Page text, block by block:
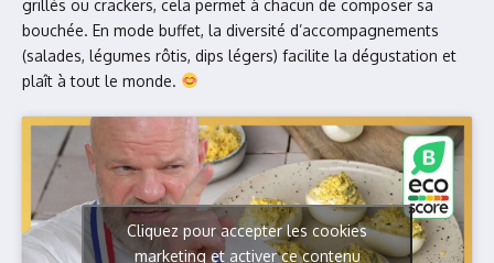
grillés ou crackers, cela permet à chacun de composer sa
bouchée. En mode buffet, la diversité d’accompagnements
(salades, légumes rôtis, dips légers) facilite la dégustation et
plaît à tout le monde.
Cliquez pour accepter les cookies
marketing et activer ce contenu